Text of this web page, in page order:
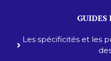
GUIDES
Les spécificités et les